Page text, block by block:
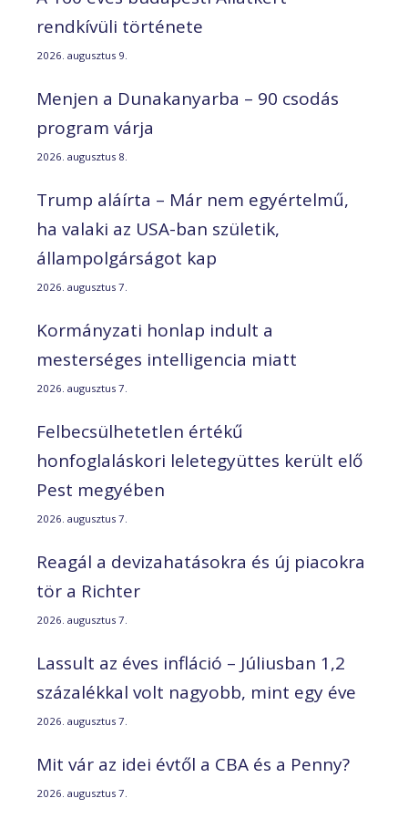
rendkívüli története
2026. augusztus 9.
Menjen a Dunakanyarba – 90 csodás
program várja
2026. augusztus 8.
Trump aláírta – Már nem egyértelmű,
ha valaki az USA-ban születik,
állampolgárságot kap
2026. augusztus 7.
Kormányzati honlap indult a
mesterséges intelligencia miatt
2026. augusztus 7.
Felbecsülhetetlen értékű
honfoglaláskori leletegyüttes került elő
Pest megyében
2026. augusztus 7.
Reagál a devizahatásokra és új piacokra
tör a Richter
2026. augusztus 7.
Lassult az éves infláció – Júliusban 1,2
százalékkal volt nagyobb, mint egy éve
2026. augusztus 7.
Mit vár az idei évtől a CBA és a Penny?
2026. augusztus 7.